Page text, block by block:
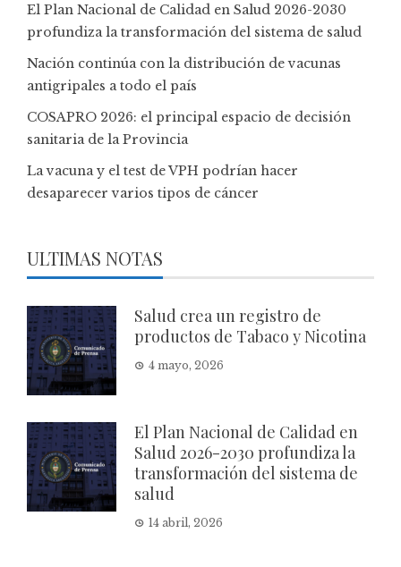
El Plan Nacional de Calidad en Salud 2026-2030
profundiza la transformación del sistema de salud
Nación continúa con la distribución de vacunas
antigripales a todo el país
COSAPRO 2026: el principal espacio de decisión
sanitaria de la Provincia
La vacuna y el test de VPH podrían hacer
desaparecer varios tipos de cáncer
ULTIMAS NOTAS
Salud crea un registro de
productos de Tabaco y Nicotina
4 mayo, 2026
El Plan Nacional de Calidad en
Salud 2026-2030 profundiza la
transformación del sistema de
salud
14 abril, 2026